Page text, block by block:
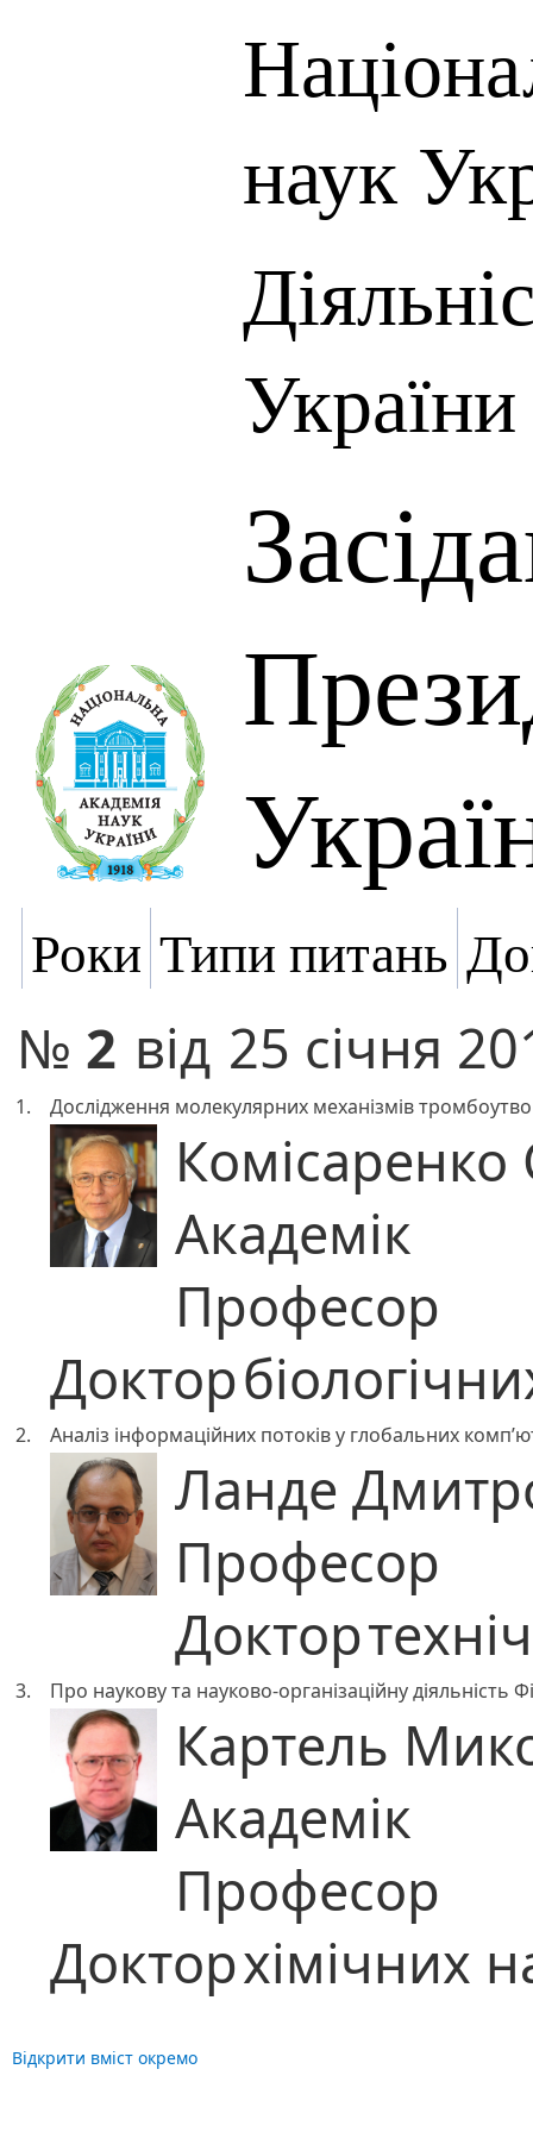
наук
України
Роки Типи питань
№ 2 від 25 січня
1. Дослідження молекулярних механізмів
Комісаренко
Академік
Професор
Доктор
2. Аналіз інформаційних потоків у глобальних
Ланде
Професор
Доктор
3. Про наукову та науково-організаційну діяльність
Картель
Академік
Професор
Докторхімічних
Відкрити вміст окремо